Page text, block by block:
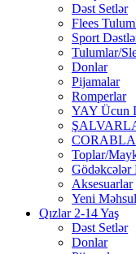
Dəst Setlər
Flees
Sport
Tulumlar/
Donlar
Pijamalar
Romperlar
YAY Ücun
Toplar/
Gödəkcələr
Aksesuarlar
Yeni
Qızlar 2-14 Yaş
Dəst Setlər
Donlar